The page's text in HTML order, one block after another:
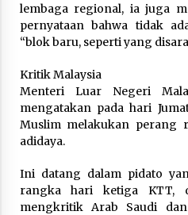
lembaga regional, ia juga
pernyataan bahwa tidak
“blok baru, seperti yang
Kritik Malaysia
Menteri Luar Negeri
mengatakan pada hari
Muslim melakukan perang
adidaya.
Ini datang dalam pidato
rangka hari ketiga KTT,
mengkritik Arab Saudi